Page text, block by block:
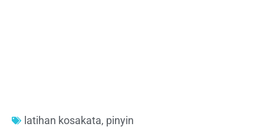
latihan kosakata, pinyin